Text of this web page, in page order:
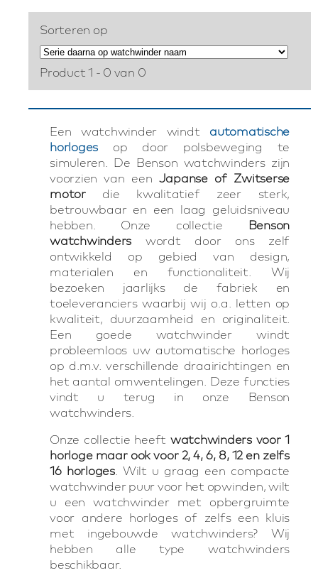
Sorteren op
Product 1 - 0 van 0
Een watchwinder windt automatische
horloges op door polsbeweging te
simuleren. De Benson watchwinders zijn
voorzien van een Japanse of Zwitserse
motordie kwalitatief zeer sterk,
betrouwbaar en een laag geluidsniveau
hebben. Onze collectie Benson
watchwinders wordt door ons zelf
ontwikkeld op gebied van design,
materialen en functionaliteit. Wij
bezoeken jaarlijks de fabriek en
toeleveranciers waarbij wij o.a. letten op
kwaliteit, duurzaamheid en originaliteit.
Een goede watchwinder windt
probleemloos uw automatische horloges
op d.m.v. verschillende draairichtingen en
het aantal omwentelingen. Deze functies
vindt u terug in onze Benson
watchwinders.
Onze collectie heeft watchwinders voor 1
horloge maar ook voor 2, 4, 6, 8, 12 en zelfs
16 horloges. Wilt u graag een compacte
watchwinder puur voor het opwinden, wilt
u een watchwinder met opbergruimte
voor andere horloges of zelfs een kluis
met ingebouwde watchwinders? Wij
hebben alle type watchwinders
beschikbaar.